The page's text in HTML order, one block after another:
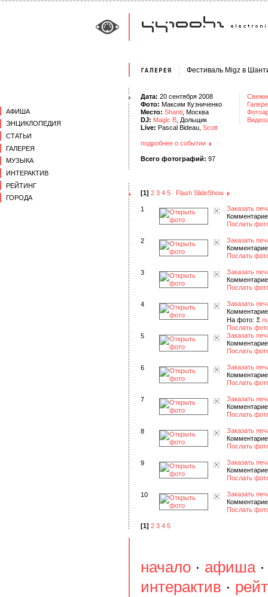
АФИША
ЭНЦИКЛОПЕДИЯ
СТАТЬИ
ГАЛЕРЕЯ
МУЗЫКА
ИНТЕРАКТИВ
РЕЙТИНГ
ГОРОДА
Фестиваль Migz в
Дата: 20 сентября 2008
Фото: Максим Кузниченко
Место: Shanti , Москва
DJ: Magic B , Дольщик
Live: Pascal Bideau, Scott
подробнее о событии
Всего фотографий: 97
[1] 2 3 4 5 Flash SlideShow
1
Заказать
Послать
2
Заказать
Послать
3
Заказать
Послать
4
Заказать
На фото:
Послать
5
Заказать
Послать
6
Заказать
Послать
7
Заказать
Послать
8
Заказать
Послать
9
Заказать
Послать
10
Заказать
Послать
[1] 2 3 4 5
начало · афиша
интерактив ·